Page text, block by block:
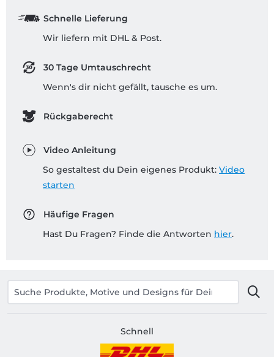
Schnelle Lieferung
Wir liefern mit DHL & Post.
30 Tage Umtauschrecht
Wenn's dir nicht gefällt, tausche es um.
Rückgaberecht
Video Anleitung
So gestaltest du Dein eigenes Produkt: Video
starten
Häufige Fragen
Hast Du Fragen? Finde die Antworten hier.
Schnell